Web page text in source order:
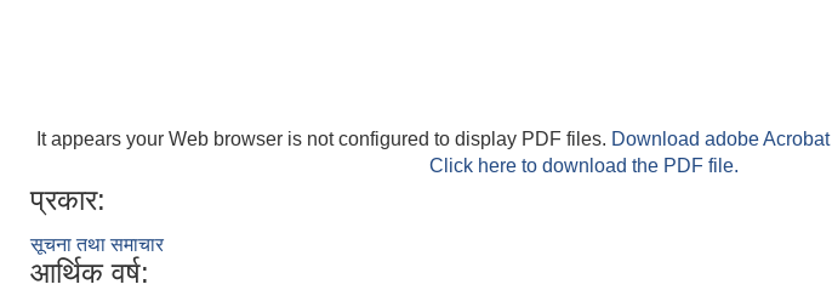
It appears your Web browser is not configured to display PDF files. Download adobe Acrobat
Click here to download the PDF file.
प्रकार:
सूचना तथा समाचार
आर्थिक वर्ष: